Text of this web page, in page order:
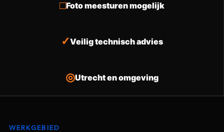
Foto meesturen mogelijk
Veilig technisch advies
Utrecht en omgeving
WERKGEBIED